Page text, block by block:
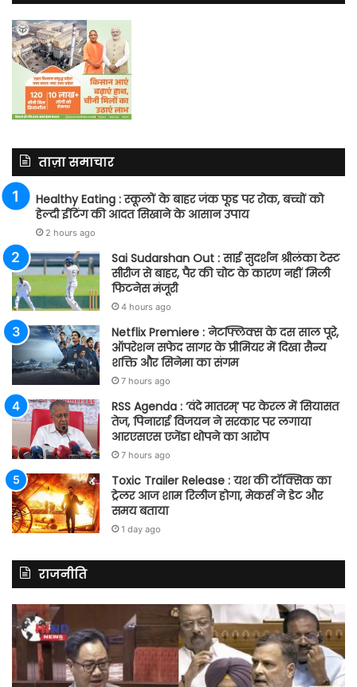
ताज़ा समाचार
Healthy Eating : स्कूलों के बाहर जंक फूड पर रोक, बच्चों को
हेल्दी ईटिंग की आदत सिखाने के आसान उपाय
2 hours ago
Sai Sudarshan Out : साई सुदर्शन श्रीलंका टेस्ट
सीरीज से बाहर, पैर की चोट के कारण नहीं मिली
फिटनेस मंजूरी
4 hours ago
Netflix Premiere : नेटफ्लिक्स के दस साल पूरे,
ऑपरेशन सफेद सागर के प्रीमियर में दिखा सैन्य
शक्ति और सिनेमा का संगम
7 hours ago
RSS Agenda : ‘वंदे मातरम्’ पर केरल में सियासत
तेज, पिनाराई विजयन ने सरकार पर लगाया
आरएसएस एजेंडा थोपने का आरोप
7 hours ago
Toxic Trailer Release : यश की टॉक्सिक का
ट्रेलर आज शाम रिलीज होगा, मेकर्स ने डेट और
समय बताया
1 day ago
राजनीति